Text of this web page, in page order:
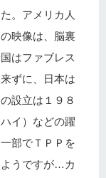
。アメリカ人
映像は、脳裏
はファブレス
ずに、日本は
設立は１９８
イ）などの躍
部でＴＰＰを
うですが…カ